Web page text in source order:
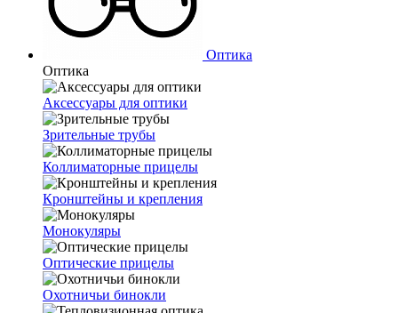
Оптика
Оптика
Аксессуары для оптики
Зрительные трубы
Коллиматорные прицелы
Кронштейны и крепления
Монокуляры
Оптические прицелы
Охотничьи бинокли